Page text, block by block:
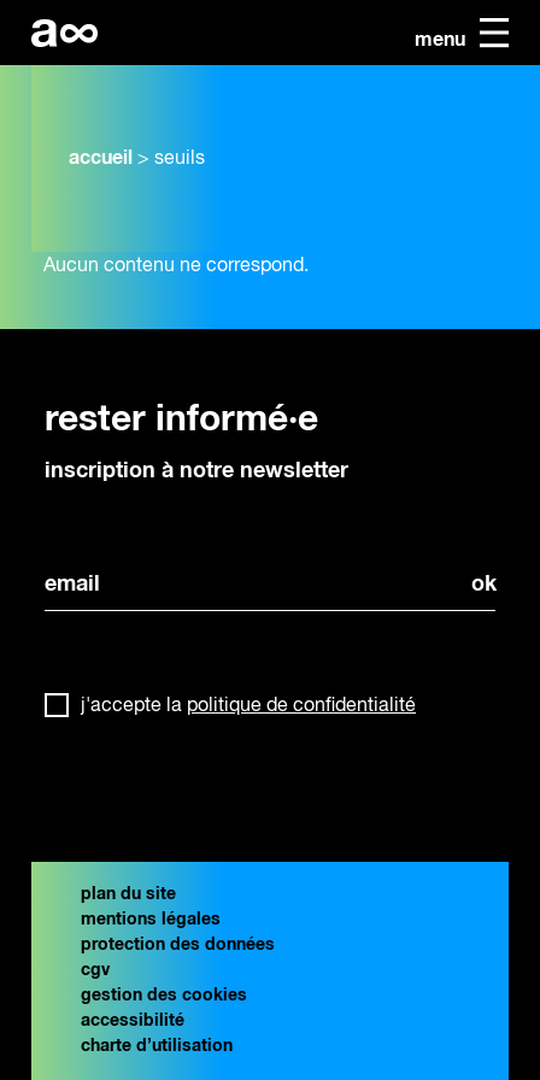
menu
accueil > seuils
Aucun contenu ne correspond.
rester informé·e
inscription à notre newsletter
j'accepte la politique de confidentialité
plan du site
mentions légales
protection des données
cgv
gestion des cookies
accessibilité
charte d’utilisation